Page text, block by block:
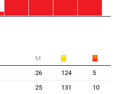
М
26 124
5
25 131
10